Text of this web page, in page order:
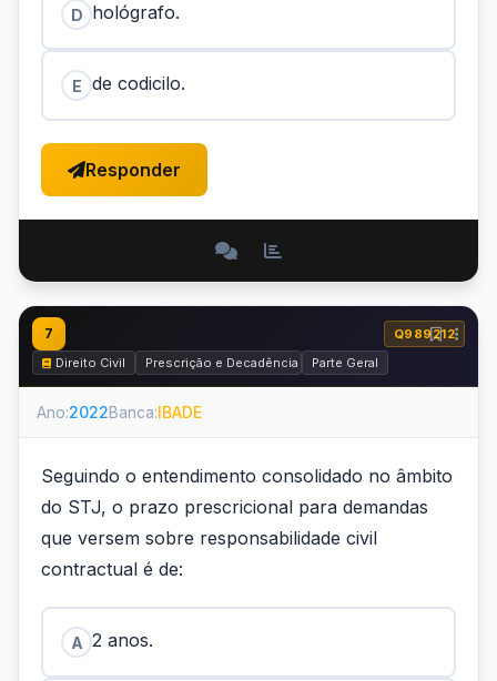
D hológrafo.
E de codicilo.
Responder
7
Q989212
Direito Civil
Prescrição e Decadência Parte Geral
Ano:2022Banca:IBADE
Seguindo o entendimento consolidado no âmbito
do STJ, o prazo prescricional para demandas
que versem sobre responsabilidade civil
contractual é de:
A 2 anos.